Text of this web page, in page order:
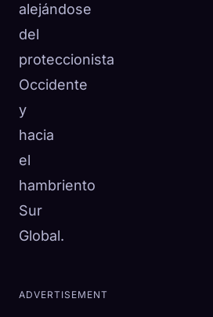
alejándose
del
proteccionista
Occidente
y
hacia
el
hambriento
Sur
Global.
ADVERTISEMENT